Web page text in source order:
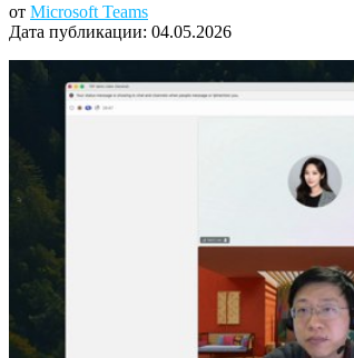
от Microsoft Teams
Дата публикации: 04.05.2026